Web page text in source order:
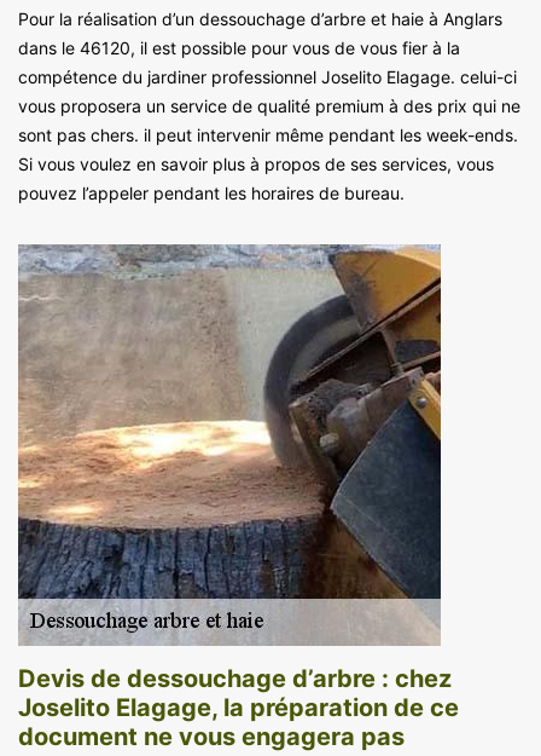
Pour la réalisation d’un dessouchage d’arbre et haie à Anglars
dans le 46120, il est possible pour vous de vous fier à la
compétence du jardiner professionnel Joselito Elagage. celui-ci
vous proposera un service de qualité premium à des prix qui ne
sont pas chers. il peut intervenir même pendant les week-ends.
Si vous voulez en savoir plus à propos de ses services, vous
pouvez l’appeler pendant les horaires de bureau.
Devis de dessouchage d’arbre : chez
Joselito Elagage, la préparation de ce
document ne vous engagera pas